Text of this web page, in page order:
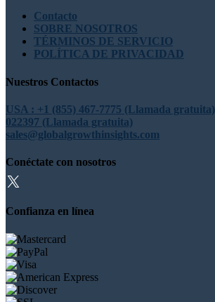
Contacto
SOBRE NOSOTROS
TÉRMINOS DE SERVICIO
POLÍTICA DE PRIVACIDAD
Nuestros Contactos
USA : +1 (855) 467-7775 (Llamada gratuita)
022397 (Llamada gratuita)
sales@globalgrowthinsights.com
Conéctate con nosotros
Confianza en línea